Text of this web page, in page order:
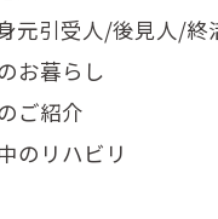
元引受人/後見人/終
お暮らし
ご紹介
のリハビリ